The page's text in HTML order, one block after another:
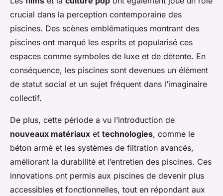
crucial dans la perception contemporaine des
piscines. Des scènes emblématiques montrant des
piscines ont marqué les esprits et popularisé ces
espaces comme symboles de luxe et de détente. En
conséquence, les piscines sont devenues un élément
de statut social et un sujet fréquent dans l’imaginaire
collectif.
De plus, cette période a vu l’introduction de
nouveaux matériaux et technologies, comme le
béton armé et les systèmes de filtration avancés,
améliorant la durabilité et l’entretien des piscines. Ces
innovations ont permis aux piscines de devenir plus
accessibles et fonctionnelles, tout en répondant aux